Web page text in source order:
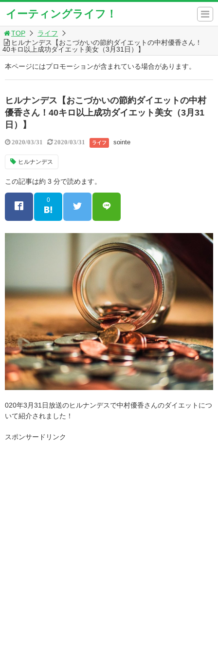
イーティングライフ！
TOP
ライフ
ヒルナンデス【おこづかいの節約ダイエットの中村優香さん！
40キロ以上成功ダイエット美女（3月31日）】
本ページにはプロモーションが含まれている場合があります。
ヒルナンデス【おこづかいの節約ダイエットの中村
優香さん！40キロ以上成功ダイエット美女（3月31
日）】
2020/03/31 2020/03/31 ライフ sointe
ヒルナンデス
この記事は約 3 分で読めます。
0
020年3月31日放送のヒルナンデスで中村優香さんのダイエットにつ
いて紹介されました！
スポンサードリンク